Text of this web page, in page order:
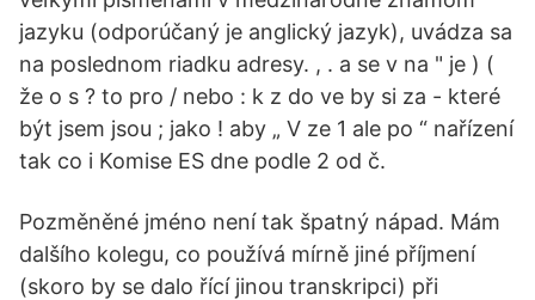
jazyku (odporúčaný je anglický jazyk), uvádza sa
na poslednom riadku adresy. , . a se v na " je ) (
že o s ? to pro / nebo : k z do ve by si za - které
být jsem jsou ; jako ! aby „ V ze 1 ale po “ nařízení
tak co i Komise ES dne podle 2 od č.
Pozměněné jméno není tak špatný nápad. Mám
dalšího kolegu, co používá mírně jiné příjmení
(skoro by se dalo řící jinou transkripci) při